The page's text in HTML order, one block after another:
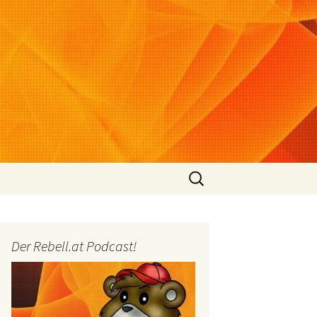
Suchen
nach:
Der Rebell.at Podcast!